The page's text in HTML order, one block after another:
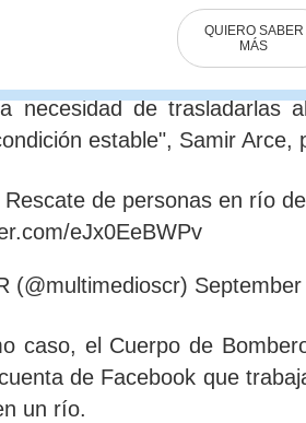
rescate y tres unidades tipo
las
necesidad de trasladarlas
estable", Samir Arce,
de personas en río
eJx0EeBWPv
(@multimedioscr)
caso, el Cuerpo de
de Facebook que
un río.
QUIERO SABER
MÁS